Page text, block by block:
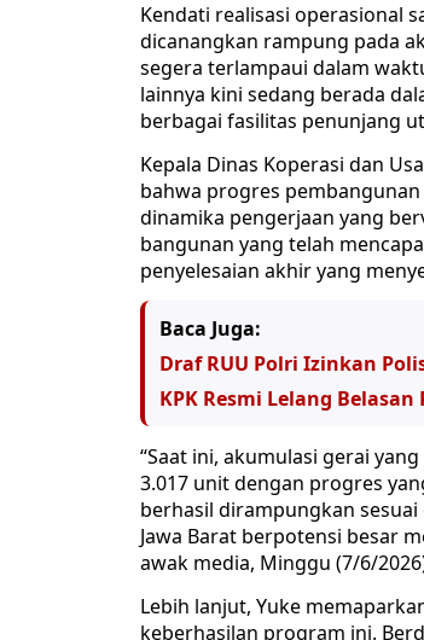
Kendati realisasi operasional
dicanangkan rampung pada
segera terlampaui dalam
lainnya kini sedang berada
berbagai fasilitas penunjang
Kepala Dinas Koperasi dan
bahwa progres
dinamika pengerjaan yang
bangunan yang telah
penyelesaian akhir yang
Baca Juga:
Draf RUU Polri Izinkan
KPK Resmi Lelang
“Saat ini, akumulasi gerai
3.017 unit dengan progres
berhasil dirampungkan
Jawa Barat berpotensi besar
awak media, Minggu (7/6/
Lebih lanjut, Yuke
keberhasilan program ini.